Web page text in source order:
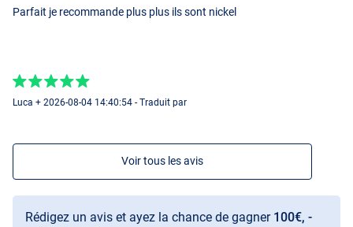
Parfait je recommande plus plus ils sont nickel
Luca + 2026-08-04 14:40:54 - Traduit par
Voir tous les avis
Rédigez un avis et ayez la chance de gagner 100€, -